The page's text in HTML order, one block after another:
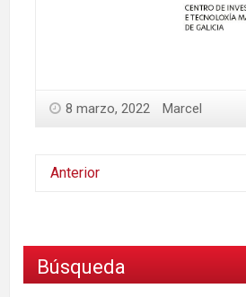
8 marzo, 2022 Marcel
Anterior
Búsqueda